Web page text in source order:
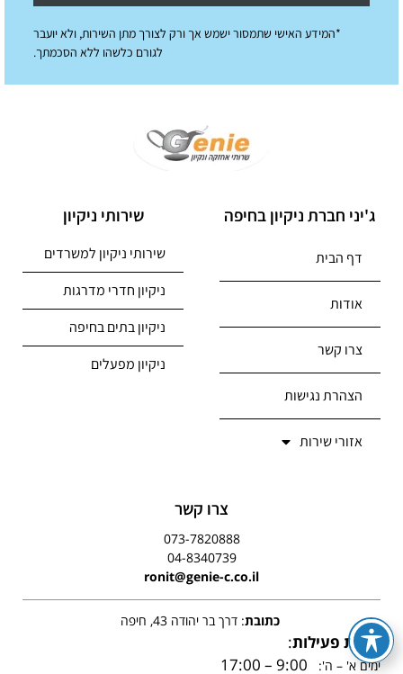
*המידע האישי שתמסור ישמש אך ורק לצורך מתן השירות, ולא יועבר
לגורם כלשהו ללא הסכמתך.
ג'יני חברת ניקיון בחיפה
דף הבית
אודות
צרו קשר
הצהרת נגישות
אזורי שירות
שירותי ניקיון
שירותי ניקיון למשרדים
ניקיון חדרי מדרגות
ניקיון בתים בחיפה
ניקיון מפעלים
צרו קשר
073-7820888
04-8340739
ronit@genie-c.co.il
כתובת: דרך בר יהודה 43, חיפה
שעות פעילות:
ימים א' – ה': 9:00 – 17:00